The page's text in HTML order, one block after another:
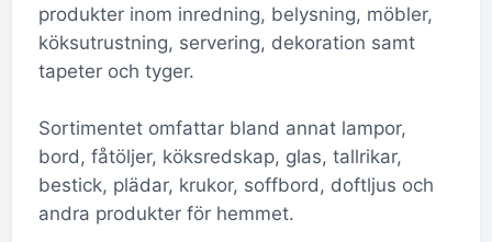
produkter inom inredning, belysning, möbler,
köksutrustning, servering, dekoration samt
tapeter och tyger.
Sortimentet omfattar bland annat lampor,
bord, fåtöljer, köksredskap, glas, tallrikar,
bestick, plädar, krukor, soffbord, doftljus och
andra produkter för hemmet.